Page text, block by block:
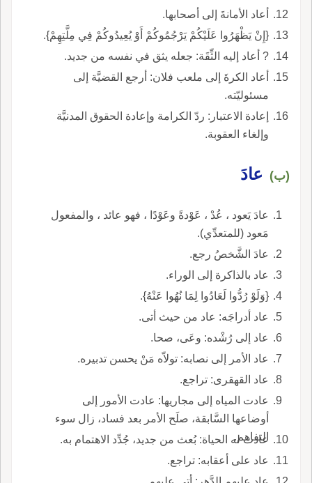
أعاد الأمانةَ إلى أصحابها.
{إِنْ يَظْهَرُوا عَلَيْكُمْ يَرْجُمُوكُمْ أَوْ يُعِيدُوكُمْ فِي مِلَّتِهِمْ}.
? أعاد إليه الثِّقَة: جعله يثق في نفسه من جديد.
أعاد الكرةَ إلى ملعب فلان: أرجع القضيَّة إلى
مسئوليّته.
إعادة الاعتبار: ردّ الكرامة وإعادة الحقوق المدنيَّة
وإلغاء العقوبة.
(ب) عادَ
عادَ يَعود ، عُدْ ، عَوْدةً وعَوْدًا ، فهو عائد ، والمفعول
مَعود (للمتعدِّي).
عادَ الشَّخصُ رجع.
عاد بالذاكرة إلى الوراء.
{وَلَوْ رُدُّوا لَعَادُوا لِمَا نُهُوا عَنْهُ}.
عاد أدراجَه: عاد من حيث أتى.
عاد إلى رُشْده: وعَى، صحا.
عاد الأمر إلى نصابه: تولاّه مَنْ يحسن تدبيره.
عاد القهقرى: تراجع.
عادت المياه إلى مجاريها: عادت الأمور إلى
أوضاعها السَّابقة، صلَح الأمر بعد فساد، زال سوء
التفاهم.
عادت له الحياة: بُعث من جديد، جُدِّد الاهتمام به.
عاد على أعقابه: تراجع.